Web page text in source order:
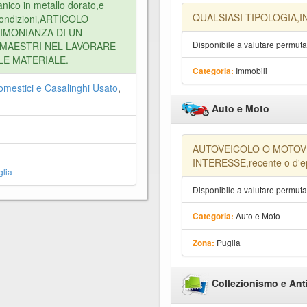
in metallo dorato,e
DI UN
NEL LAVORARE
MATERIALE.
e Casalinghi Usato,
QUALSIASI
Disponibile a valutare
Categoria: Immobili
Auto e Moto
AUTOVEICOLO O
INTERESSE,recente o
Disponibile a valutare
Categoria: Auto e Moto
Zona: Puglia
Collezionismo e